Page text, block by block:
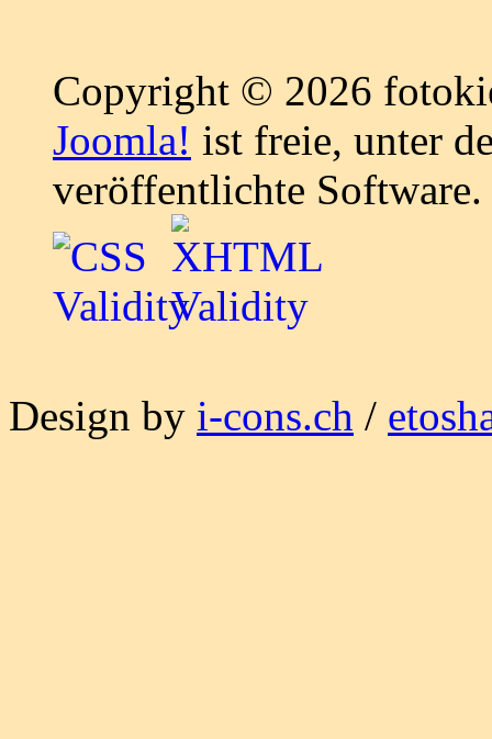
Copyright © 2026
Joomla! ist freie, unter
veröffentlichte Software.
Design by i-cons.ch /